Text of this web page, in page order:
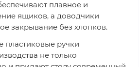
плавное и
ящиков, а доводчики
закрывание без хлопков.
пластиковые ручки
не только